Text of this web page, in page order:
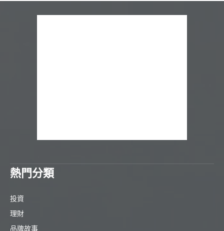
熱門分類
投資
理財
品牌故事